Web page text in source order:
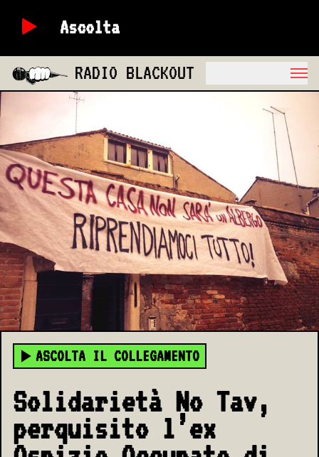
Ascolta
RADIO BLACKOUT
ASCOLTA IL COLLEGAMENTO
Solidarietà No Tav,
perquisito l’ex